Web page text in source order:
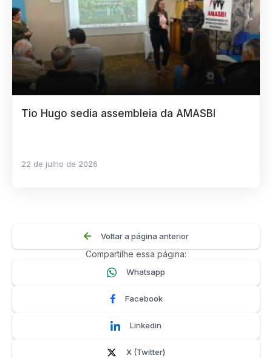
Tio Hugo sedia assembleia da AMASBI
22 de julho de 2026
Voltar a página anterior
Compartilhe essa página:
Whatsapp
Facebook
Linkedin
X (Twitter)